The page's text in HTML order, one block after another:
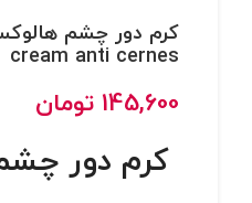
cream anti cernes
145,600 تومان
کرم دور